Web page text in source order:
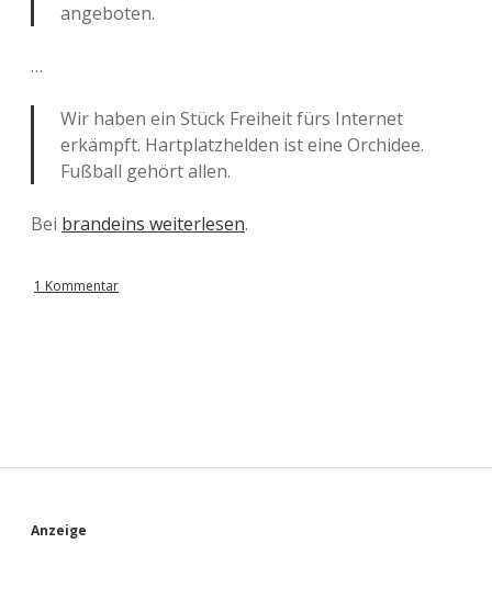
angeboten.
…
Wir haben ein Stück Freiheit fürs Internet
erkämpft. Hartplatzhelden ist eine Orchidee.
Fußball gehört allen.
Bei brandeins weiterlesen.
1 Kommentar
S
Anzeige